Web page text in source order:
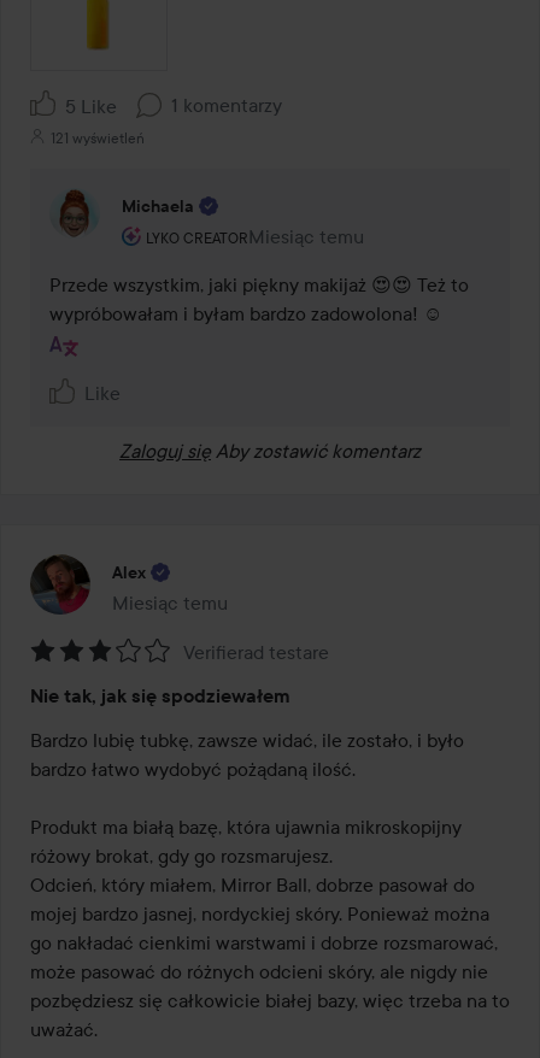
5 Like 1 komentarzy
121 wyświetleń
Michaela
LYKO CREATOR
Rola użytkownika: Lyko Creator.
Miesiąc temu
Komentarz został dodany Miesiąc
Przede wszystkim, jaki piękny makijaż 😍😍 Też to
wypróbowałam i byłam bardzo zadowolona! ☺️
Like
Zaloguj się Aby zostawić komentarz
Alex
Miesiąc temu
Post został utworzony Miesiąc temu
3
z
5
Verifierad testare
Nie tak, jak się spodziewałem
Bardzo lubię tubkę, zawsze widać, ile zostało, i było
bardzo łatwo wydobyć pożądaną ilość.
Produkt ma białą bazę, która ujawnia mikroskopijny
różowy brokat, gdy go rozsmarujesz.
Odcień, który miałem, Mirror Ball, dobrze pasował do
mojej bardzo jasnej, nordyckiej skóry. Ponieważ można
go nakładać cienkimi warstwami i dobrze rozsmarować,
może pasować do różnych odcieni skóry, ale nigdy nie
pozbędziesz się całkowicie białej bazy, więc trzeba na to
uważać.